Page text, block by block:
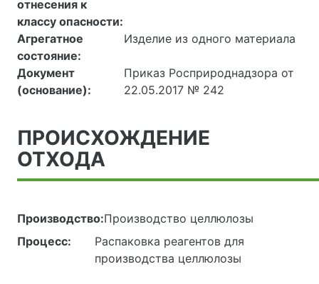
отнесения к
классу опасности:
Агрегатное
состояние:
Изделие из одного материала
Документ
(основание):
Приказ Росприроднадзора от
22.05.2017 № 242
ПРОИСХОЖДЕНИЕ
ОТХОДА
Производство:Производство целлюлозы
Процесс:
Распаковка реагентов для
производства целлюлозы